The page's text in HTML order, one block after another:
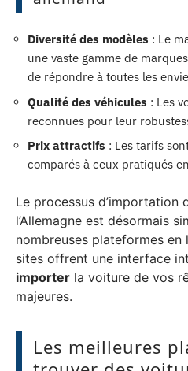
Diversité des modèles : Le
une vaste gamme de
de répondre à toutes les
Qualité des véhicules : Les
reconnues pour leur
Prix attractifs : Les tarifs
comparés à ceux pratiqués
Le processus d’importation
l’Allemagne est désormais
nombreuses plateformes en
sites offrent une interface
importer la voiture de vos
majeures.
Les meilleures